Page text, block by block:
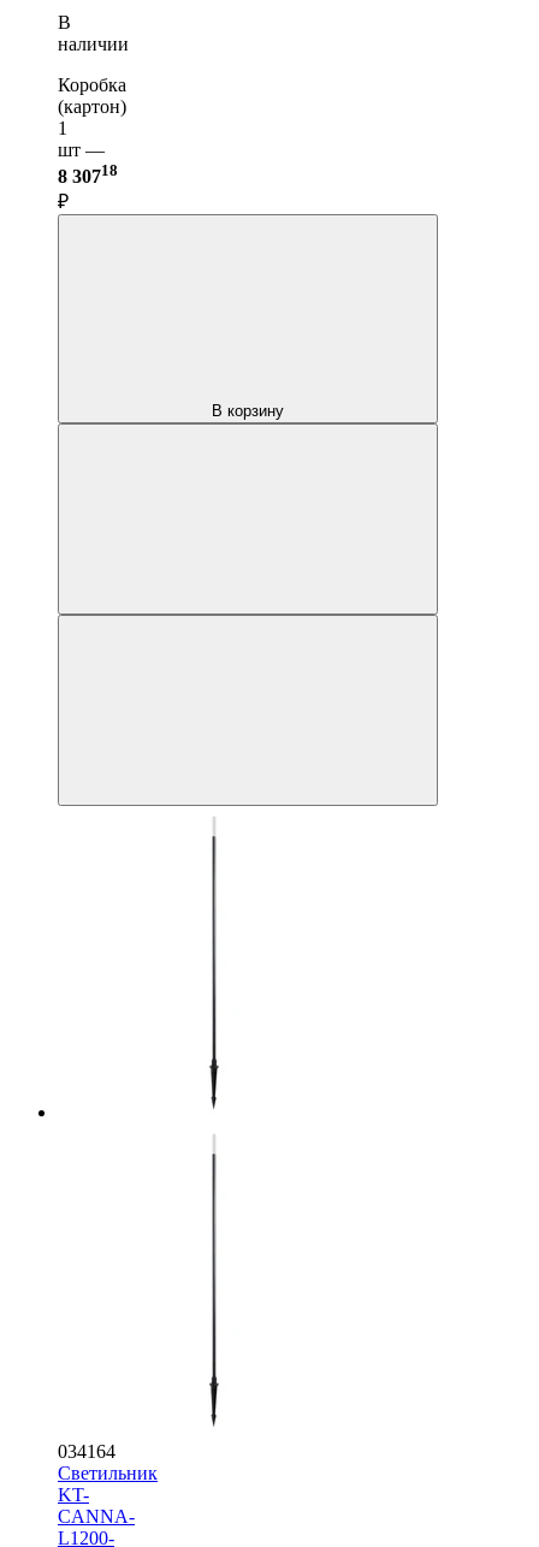
В
наличии
Коробка
(картон)
1
шт —
8 30718
₽
В корзину
034164
Светильник
KT-
CANNA-
L1200-